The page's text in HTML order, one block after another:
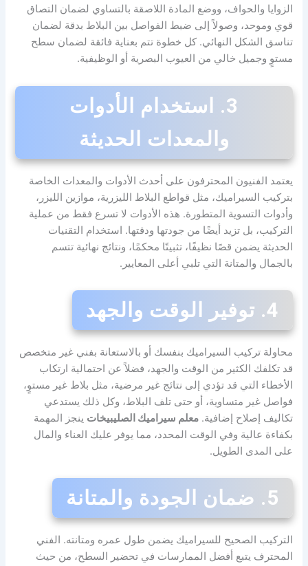
الزوايا والحواف، ووضع المادة اللاصقة بالتساوي لضمان التصاق
قوي وموحد، وصولاً إلى ضبط الفواصل بين البلاط بدقة لضمان
تناسق الشكل النهائي. كل خطوة تتم بعناية فائقة لضمان سطح
مستوٍ وجميل خالي من العيوب البصرية أو الوظيفية.
3. استخدام الأدوات
والمعدات الحديثة
يعتمد الفنيون المحترفون على أحدث الأدوات والمعدات الخاصة
بتركيب السيراميك، مثل قواطع البلاط الليزرية، موازين الليزر،
وأدوات التسوية المتطورة. هذه الأدوات لا تسرع فقط من عملية
التركيب، بل تزيد أيضًا من جودتها ودقتها. استخدام التقنيات
الحديثة يضمن قصًا نظيفًا، تثبيتًا محكمًا، ونتائج نهائية تتسم
بالجمال والمتانة التي تلبي أعلى المعايير.
4. توفير الوقت والجهد
محاولة تركيب السيراميك بنفسك أو بالاستعانة بفني غير متخصص
قد تكلفك الكثير من الوقت والجهد، فضلاً عن احتمالية ارتكاب
الأخطاء التي قد تؤدي إلى نتائج غير مرضية، مثل بلاط غير مستوٍ،
فواصل غير متساوية، أو حتى تلف البلاط، وكل ذلك يستدعي
تكاليف إصلاح إضافية.معلم سيراميك الصليبيخات ينجز المهمة
بكفاءة عالية وفي الوقت المحدد، مما يوفر عليك العناء والمال
على المدى الطويل.
5. ضمان الجودة والمتانة
التركيب الصحيح للسيراميك يضمن طول عمره ومتانته. الفني
المحترف يتبع أفضل الممارسات في تحضير السطح، من حيث